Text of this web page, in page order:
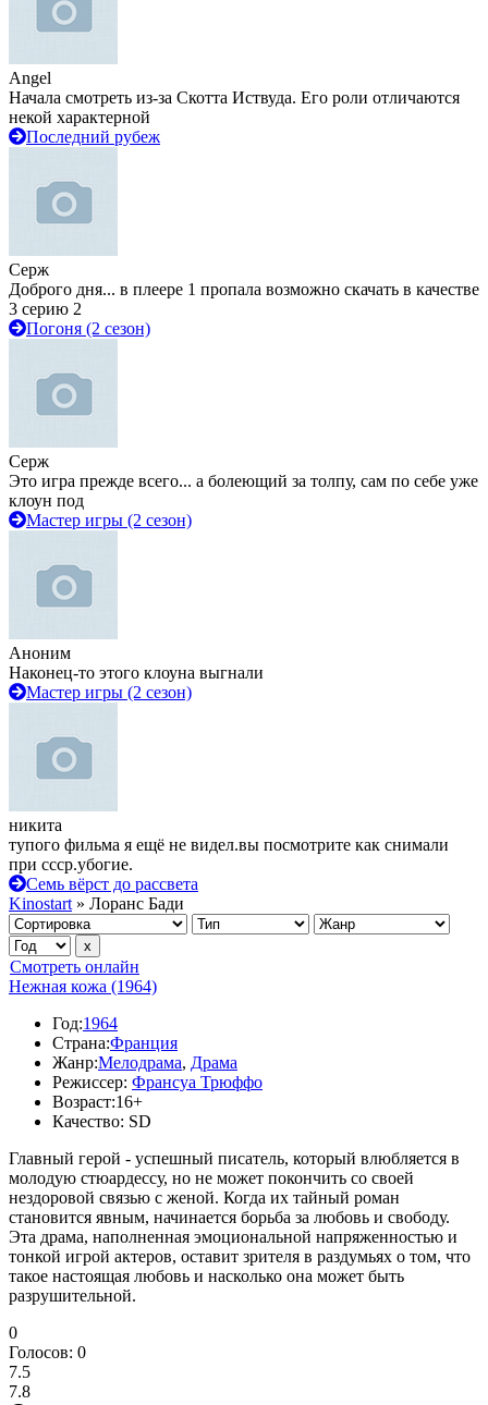
Angel
Начала смотреть из-за Скотта Иствуда. Его роли отличаются
некой характерной
Последний рубеж
Серж
Доброго дня... в плеере 1 пропала возможно скачать в качестве
3 серию 2
Погоня (2 сезон)
Серж
Это игра прежде всего... а болеющий за толпу, сам по себе уже
клоун под
Мастер игры (2 сезон)
Аноним
Наконец-то этого клоуна выгнали
Мастер игры (2 сезон)
никита
тупого фильма я ещё не видел.вы посмотрите как снимали
при ссср.убогие.
Семь вёрст до рассвета
Kinostart » Лоранс Бади
Смотреть онлайн
Нежная кожа (1964)
Год:1964
Страна:Франция
Жанр:Мелодрама, Драма
Режиссер: Франсуа Трюффо
Возраст:16+
Качество: SD
Главный герой - успешный писатель, который влюбляется в
молодую стюардессу, но не может покончить со своей
нездоровой связью с женой. Когда их тайный роман
становится явным, начинается борьба за любовь и свободу.
Эта драма, наполненная эмоциональной напряженностью и
тонкой игрой актеров, оставит зрителя в раздумьях о том, что
такое настоящая любовь и насколько она может быть
разрушительной.
0
Голосов: 0
7.5
7.8